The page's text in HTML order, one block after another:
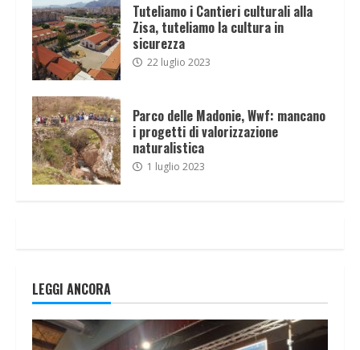
Tuteliamo i Cantieri culturali alla
Zisa, tuteliamo la cultura in
sicurezza
22 luglio 2023
Parco delle Madonie, Wwf: mancano
i progetti di valorizzazione
naturalistica
1 luglio 2023
LEGGI ANCORA